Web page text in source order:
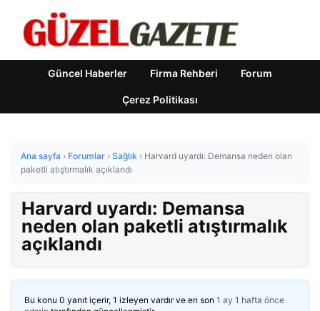
Güncel Haberler Firma Rehberi Forum
Çerez Politikası
Ana sayfa › Forumlar › Sağlık › Harvard uyardı: Demansa neden olan
paketli atıştırmalık açıklandı
Harvard uyardı: Demansa
neden olan paketli atıştırmalık
açıklandı
Bu konu 0 yanıt içerir, 1 izleyen vardır ve en son 1 ay 1 hafta önce